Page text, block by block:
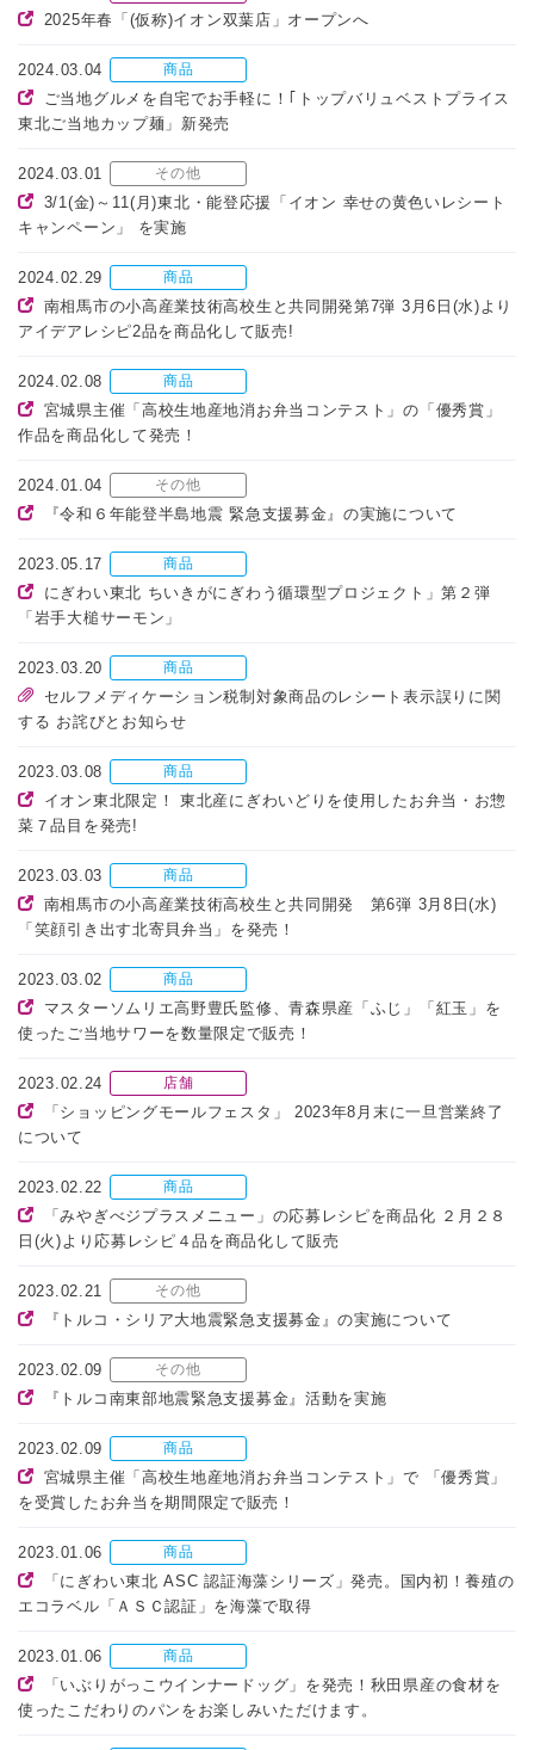
2025年春「(仮称)イオン双葉店」オープンへ
2024.03.04 商品
ご当地グルメを自宅でお手軽に！｢トップバリュベストプライス
東北ご当地カップ麺」新発売
2024.03.01 その他
3/1(金)～11(月)東北・能登応援「イオン 幸せの黄色いレシート
キャンペーン」 を実施
2024.02.29 商品
南相馬市の小高産業技術高校生と共同開発第7弾 3月6日(水)より
アイデアレシピ2品を商品化して販売!
2024.02.08 商品
宮城県主催「高校生地産地消お弁当コンテスト」の「優秀賞」
作品を商品化して発売！
2024.01.04 その他
『令和６年能登半島地震 緊急支援募金』の実施について
2023.05.17 商品
にぎわい東北 ちいきがにぎわう循環型プロジェクト」第２弾
「岩手大槌サーモン」
2023.03.20 商品
セルフメディケーション税制対象商品のレシート表示誤りに関
する お詫びとお知らせ
2023.03.08 商品
イオン東北限定！ 東北産にぎわいどりを使用したお弁当・お惣
菜７品目を発売!
2023.03.03 商品
南相馬市の小高産業技術高校生と共同開発 第6弾 3月8日(水)
「笑顔引き出す北寄貝弁当」を発売！
2023.03.02 商品
マスターソムリエ高野豊氏監修、青森県産「ふじ」「紅玉」を
使ったご当地サワーを数量限定で販売！
2023.02.24 店舗
「ショッピングモールフェスタ」 2023年8月末に一旦営業終了
について
2023.02.22 商品
「みやぎべジプラスメニュー」の応募レシピを商品化 ２月２８
日(火)より応募レシピ４品を商品化して販売
2023.02.21 その他
『トルコ・シリア大地震緊急支援募金』の実施について
2023.02.09 その他
『トルコ南東部地震緊急支援募金』活動を実施
2023.02.09 商品
宮城県主催「高校生地産地消お弁当コンテスト」で 「優秀賞」
を受賞したお弁当を期間限定で販売！
2023.01.06 商品
「にぎわい東北 ASC 認証海藻シリーズ」発売。国内初！養殖の
エコラベル「ＡＳＣ認証」を海藻で取得
2023.01.06 商品
「いぶりがっこウインナードッグ」を発売！秋田県産の食材を
使ったこだわりのパンをお楽しみいただけます。